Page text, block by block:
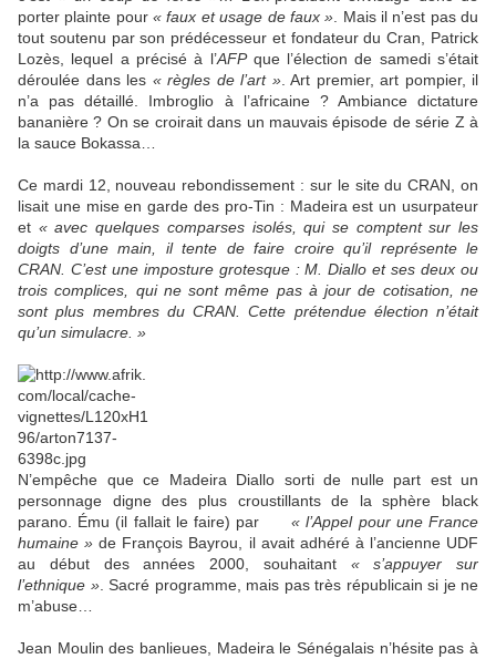
porter plainte pour« faux et usage de faux » . Mais il n’est pas du
tout soutenu par son prédécesseur et fondateur du Cran, Patrick
Lozès, lequel a précisé à l’AFPque l’élection de samedi s’était
déroulée dans les « règles de l’art ». Art premier, art pompier, il
n’a pas détaillé. Imbroglio à l’africaine ? Ambiance dictature
bananière ? On se croirait dans un mauvais épisode de série Z à
la sauce Bokassa…
Ce mardi 12, nouveau rebondissement : sur le site du CRAN, on
lisait une mise en garde des pro-Tin : Madeira est un usurpateur
et « avec quelques comparses isolés, qui se comptent sur les
doigts d’une main, il tente de faire croire qu’il représente le
CRAN. C’est une imposture grotesque : M. Diallo et ses deux ou
trois complices, qui ne sont même pas à jour de cotisation, ne
sont plus membres du CRAN. Cette prétendue élection n’était
qu’un simulacre. »
N’empêche que ce Madeira Diallo sorti de nulle part est un
personnage digne des plus croustillants de la sphère black
parano. Ému (il fallait le faire) par‪
‬ « l’Appel pour une France
humaine » de François Bayrou, il avait adhéré à l’ancienne UDF
au début des années 2000, souhaitant « s’appuyer sur
l’ethnique ». Sacré programme, mais pas très républicain si je ne
m’abuse… ‬
Jean Moulin des banlieues, Madeira le Sénégalais n’hésite pas à